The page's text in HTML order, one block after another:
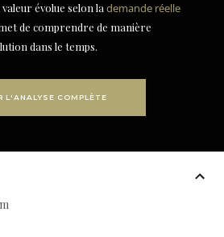
évolue selon la demande réelle
de comprendre de manière
dans le temps.
L'ANALYSE COMPLÈTE